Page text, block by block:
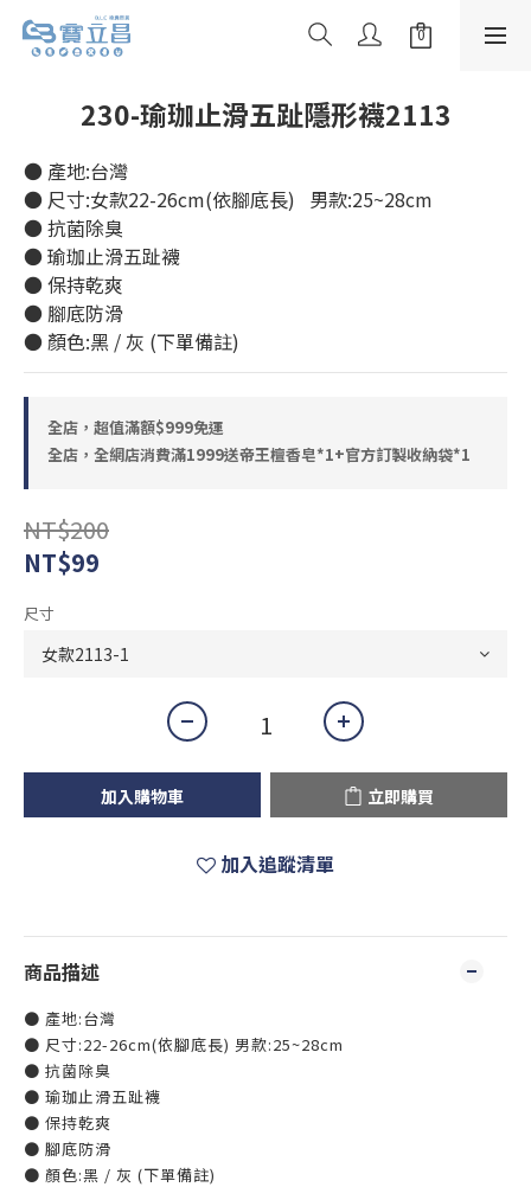
230-瑜珈止滑五趾隱形襪2113
● 產地:台灣
● 尺寸:女款22-26cm(依腳底長)   男款:25~28cm
● 抗菌除臭
● 瑜珈止滑五趾襪
● 保持乾爽
● 腳底防滑
● 顏色:黑 / 灰 (下單備註)
全店，超值滿額$999免運
全店，全網店消費滿1999送帝王檀香皂*1+官方訂製收納袋*1
NT$200
NT$99
尺寸
加入購物車 立即購買
加入追蹤清單
商品描述
● 產地:台灣
● 尺寸:22-26cm(依腳底長) 男款:25~28cm
● 抗菌除臭
● 瑜珈止滑五趾襪
● 保持乾爽
● 腳底防滑
● 顏色:黑 / 灰 (下單備註)